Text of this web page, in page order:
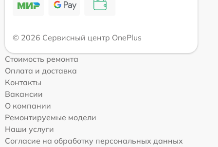
© 2026 Сервисный центр OnePlus
Стоимость ремонта
Оплата и доставка
Контакты
Вакансии
О компании
Ремонтируемые модели
Наши услуги
Согласие на обработку персональных данных